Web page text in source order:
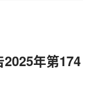
年第174